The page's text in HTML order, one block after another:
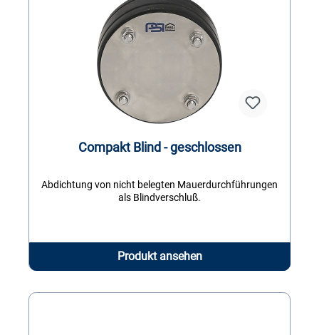
Compakt Blind - geschlossen
Abdichtung von nicht belegten Mauerdurchführungen
als Blindverschluß.
Produkt ansehen